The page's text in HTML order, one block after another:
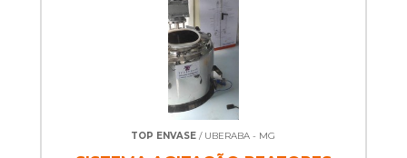
TOP ENVASE / UBERABA - MG